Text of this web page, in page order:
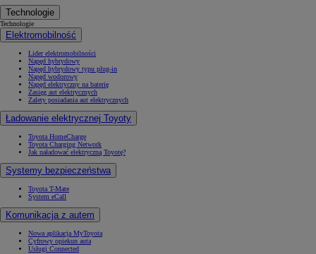
Technologie
Technologie
Elektromobilność
Lider elektromobilności
Napęd hybrydowy
Napęd hybrydowy typu plug-in
Napęd wodorowy
Napęd elektryczny na baterię
Zasięg aut elektrycznych
Zalety posiadania aut elektrycznych
Ładowanie elektrycznej Toyoty
Toyota HomeCharge
Toyota Charging Network
Jak naładować elektryczną Toyotę?
Systemy bezpieczeństwa
Toyota T-Mate
System eCall
Komunikacja z autem
Nowa aplikacja MyToyota
Cyfrowy opiekun auta
Usługi Connected